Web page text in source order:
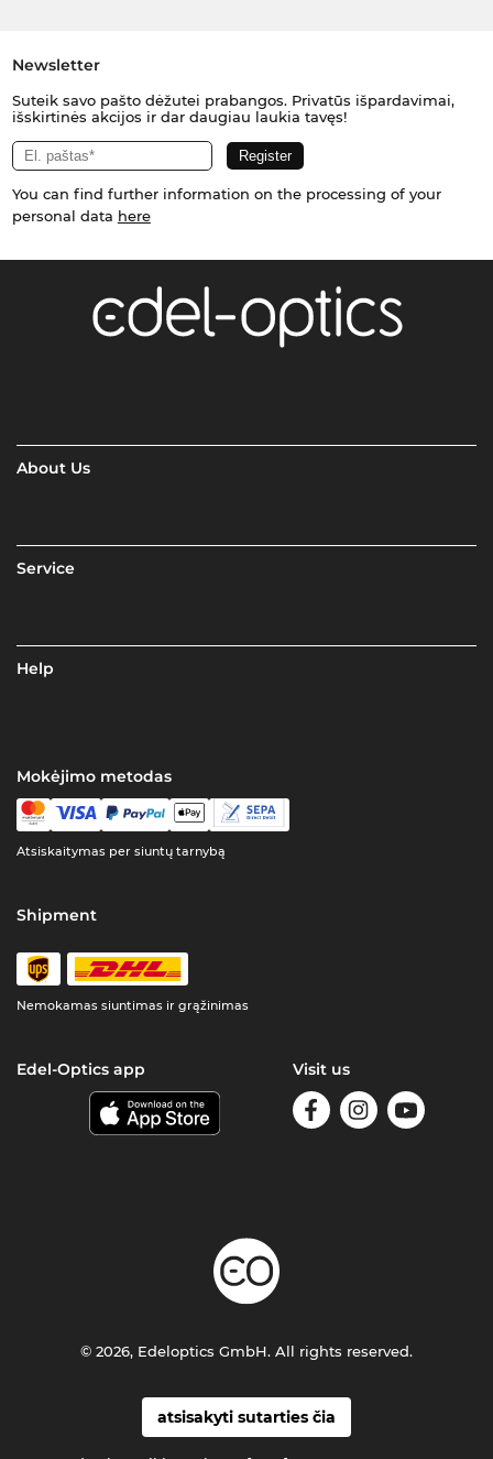
Newsletter
Suteik savo pašto dėžutei prabangos. Privatūs išpardavimai,
išskirtinės akcijos ir dar daugiau laukia tavęs!
You can find further information on the processing of your
personal data here
About Us
Service
Help
Mokėjimo metodas
Atsiskaitymas per siuntų tarnybą
Shipment
Nemokamas siuntimas ir grąžinimas
Edel-Optics app Visit us
atsisakyti sutarties čia
© 2026, Edeloptics GmbH. All rights reserved.